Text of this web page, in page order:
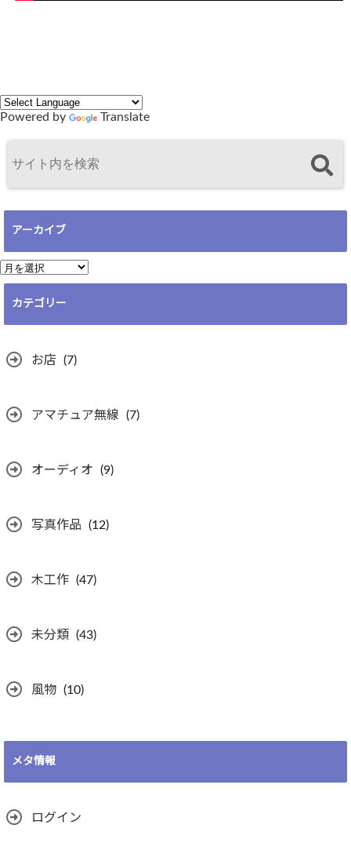
Powered by Translate
アーカイブ
ア
ー
イ
カテゴリー
お店 (7)
アマチュア無線 (7)
オーディオ (9)
写真作品 (12)
木工作 (47)
未分類 (43)
風物 (10)
メタ情報
ログイン